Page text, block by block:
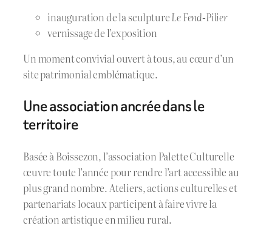
inauguration de la sculptureLe Fend-Pilier
vernissage de l’exposition
Un moment convivial ouvert à tous, au cœur d’un
site patrimonial emblématique.
Une association ancrée dans le
territoire
Basée à Boissezon, l’association Palette Culturelle
œuvre toute l’année pour rendre l’art accessible au
plus grand nombre. Ateliers, actions culturelles et
partenariats locaux participent à faire vivre la
création artistique en milieu rural.